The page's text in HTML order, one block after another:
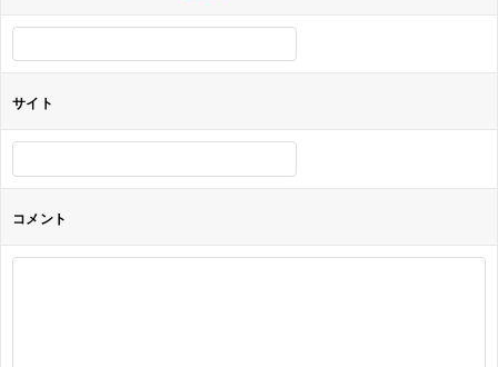
ン
サイト
コメント